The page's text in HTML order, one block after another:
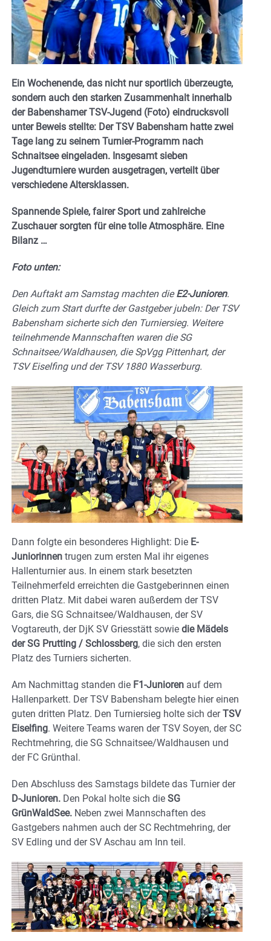
Ein Wochenende, das nicht nur sportlich überzeugte,
sondern auch den starken Zusammenhalt innerhalb
der Babenshamer TSV-Jugend (Foto) eindrucksvoll
unter Beweis stellte: Der TSV Babensham hatte zwei
Tage lang zu seinem Turnier-Programm nach
Schnaitsee eingeladen. Insgesamt sieben
Jugendturniere wurden ausgetragen, verteilt über
verschiedene Altersklassen.
Spannende Spiele, fairer Sport und zahlreiche
Zuschauer sorgten für eine tolle Atmosphäre. Eine
Bilanz …
Foto unten:
Den Auftakt am Samstag machten dieE2-Junioren.
Gleich zum Start durfte der Gastgeber jubeln: Der TSV
Babensham sicherte sich den Turniersieg. Weitere
teilnehmende Mannschaften waren die SG
Schnaitsee/Waldhausen, die SpVgg Pittenhart, der
TSV Eiselfing und der TSV 1880 Wasserburg.
Dann folgte ein besonderes Highlight: Die E-
Juniorinnen trugen zum ersten Mal ihr eigenes
Hallenturnier aus. In einem stark besetzten
Teilnehmerfeld erreichten die Gastgeberinnen einen
dritten Platz. Mit dabei waren außerdem der TSV
Gars, die SG Schnaitsee/Waldhausen, der SV
Vogtareuth, der DjK SV Griesstätt sowie die Mädels
der SG Prutting / Schlossberg, die sich den ersten
Platz des Turniers sicherten.
Am Nachmittag standen die F1-Junioren auf dem
Hallenparkett. Der TSV Babensham belegte hier einen
guten dritten Platz. Den Turniersieg holte sich derTSV
Eiselfing. Weitere Teams waren der TSV Soyen, der SC
Rechtmehring, die SG Schnaitsee/Waldhausen und
der FC Grünthal.
Den Abschluss des Samstags bildete das Turnier der
D-Junioren. Den Pokal holte sich die SG
GrünWaldSee. Neben zwei Mannschaften des
Gastgebers nahmen auch der SC Rechtmehring, der
SV Edling und der SV Aschau am Inn teil.